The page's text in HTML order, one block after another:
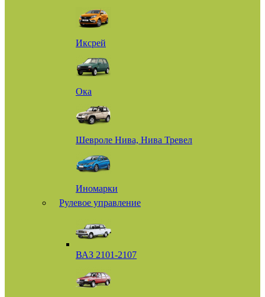
Иксрей
Ока
Шевроле Нива, Нива Тревел
Иномарки
Рулевое управление
ВАЗ 2101-2107